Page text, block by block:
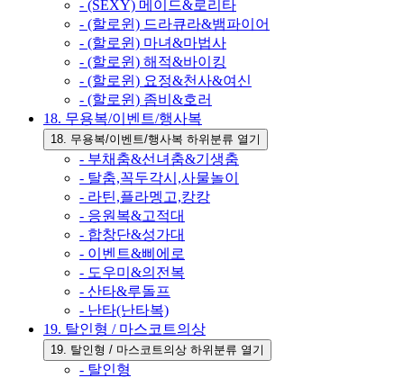
- (SEXY) 메이드&로리타
- (할로윈) 드라큐라&뱀파이어
- (할로윈) 마녀&마법사
- (할로윈) 해적&바이킹
- (할로윈) 요정&천사&여신
- (할로윈) 좀비&호러
18. 무용복/이벤트/행사복
18. 무용복/이벤트/행사복 하위분류 열기
- 부채춤&선녀춤&기생춤
- 탈춤,꼭두각시,사물놀이
- 라틴,플라멩고,캉캉
- 응원복&고적대
- 합창단&성가대
- 이벤트&삐에로
- 도우미&의전복
- 산타&루돌프
- 난타(난타복)
19. 탈인형 / 마스코트의상
19. 탈인형 / 마스코트의상 하위분류 열기
- 탈인형